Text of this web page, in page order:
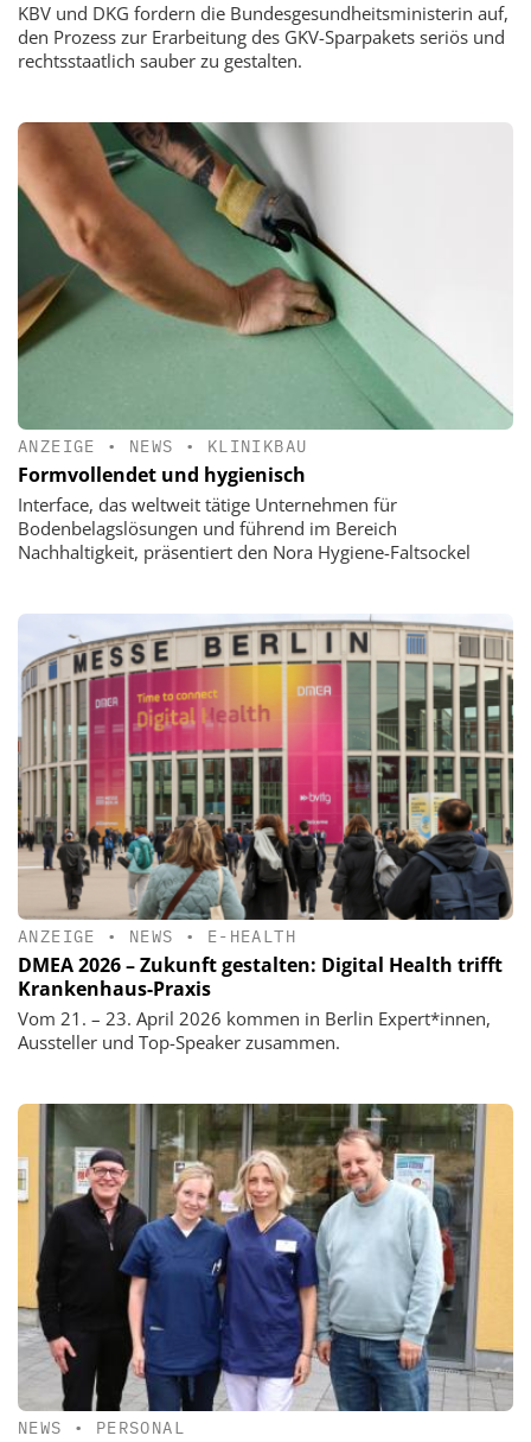
KBV und DKG fordern die Bundesgesundheitsministerin auf,
den Prozess zur Erarbeitung des GKV-Sparpakets seriös und
rechtsstaatlich sauber zu gestalten.
ANZEIGE • NEWS • KLINIKBAU
Formvollendet und hygienisch
Interface, das weltweit tätige Unternehmen für
Bodenbelagslösungen und führend im Bereich
Nachhaltigkeit, präsentiert den Nora Hygiene-Faltsockel
ANZEIGE • NEWS • E-HEALTH
DMEA 2026 – Zukunft gestalten: Digital Health trifft
Krankenhaus-Praxis
Vom 21. – 23. April 2026 kommen in Berlin Expert*innen,
Aussteller und Top-Speaker zusammen.
NEWS • PERSONAL